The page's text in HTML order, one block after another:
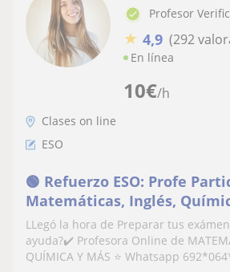
10€/h
Profesor
★ 4,9 (292
En línea
Clases on line
ESO
🟢 Refuerzo ESO: Profe
Matemáticas, Inglés,
LLegó la hora de Preparar tus
ayuda?✔️ Profesora Online de
QUÍMICA Y MÁS ⭐ Whatsapp